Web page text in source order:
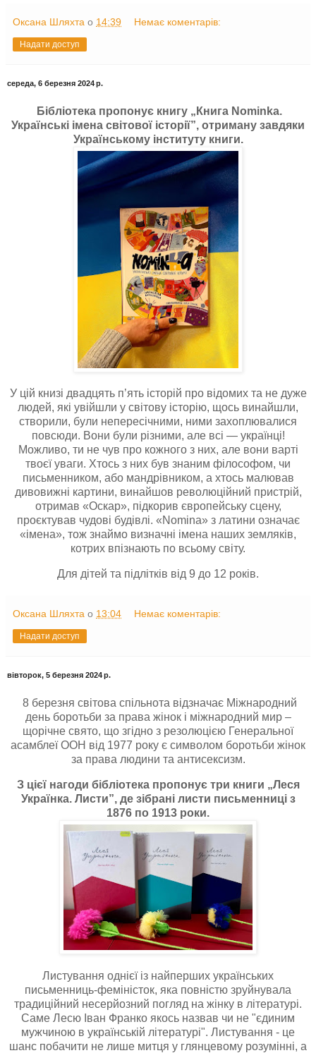
Оксана Шляхта о 14:39 Немає коментарів:
Надати доступ
середа, 6 березня 2024 р.
Бібліотека пропонує книгу „Книга Nominka.
Українські імена світової історії”, отриману завдяки
Українському інституту книги.
У цій книзі двадцять п’ять історій про відомих та не дуже
людей, які увійшли у світову історію, щось винайшли,
створили, були непересічними, ними захоплювалися
повсюди. Вони були різними, але всі — українці!
Можливо, ти не чув про кожного з них, але вони варті
твоєї уваги. Хтось з них був знаним філософом, чи
письменником, або мандрівником, а хтось малював
дивовижні картини, винайшов революційний пристрій,
отримав «Оскар», підкорив європейську сцену,
проєктував чудові будівлі. «Nomina» з латини означає
«імена», тож знаймо визначні імена наших земляків,
котрих впізнають по всьому світу.
Для дітей та підлітків від 9 до 12 років.
Оксана Шляхта о 13:04 Немає коментарів:
Надати доступ
вівторок, 5 березня 2024 р.
8 березня світова спільнота відзначає Міжнародний
день боротьби за права жінок і міжнародний мир –
щорічне свято, що згідно з резолюцією Генеральної
асамблеї ООН від 1977 року є символом боротьби жінок
за права людини та антисексизм.
З цієї нагоди бібліотека пропонує три книги „Леся
Українка. Листи”, де зібрані листи письменниці з
1876 по 1913 роки.
Листування однієї із найперших українських
письменниць-феміністок, яка повністю зруйнувала
традиційний несерйозний погляд на жінку в літературі.
Саме Лесю Іван Франко якось назвав чи не "єдиним
мужчиною в українській літературі". Листування - це
шанс побачити не лише митця у глянцевому розумінні, а